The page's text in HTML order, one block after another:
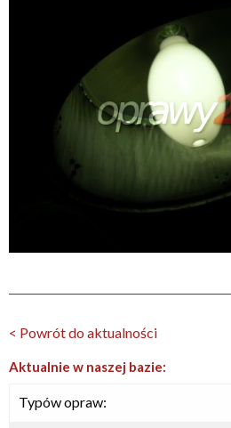
< Powrót do aktualności
Aktualnie w naszej bazie:
Typów opraw: